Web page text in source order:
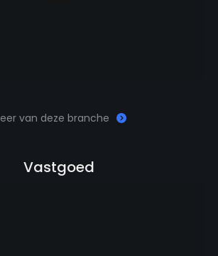
van deze branche
Vastgoed